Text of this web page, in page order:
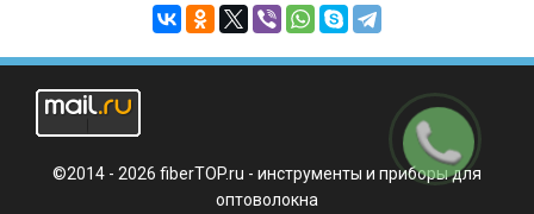
©2014 - 2026 fiberTOP.ru - инструменты и приборы для
оптоволокна
Заказать
звонок